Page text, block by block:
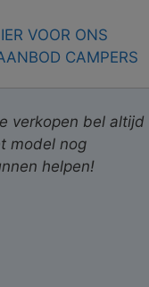
VOOR ONS
CAMPERS
verkopen bel altijd
model nog
helpen!